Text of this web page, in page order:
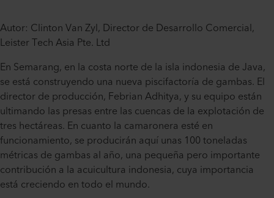
Autor: Clinton Van Zyl, Director de Desarrollo Comercial,
Leister Tech Asia Pte. Ltd
En Semarang, en la costa norte de la isla indonesia de Java,
se está construyendo una nueva piscifactoría de gambas. El
director de producción, Febrian Adhitya, y su equipo están
ultimando las presas entre las cuencas de la explotación de
tres hectáreas. En cuanto la camaronera esté en
funcionamiento, se producirán aquí unas 100 toneladas
métricas de gambas al año, una pequeña pero importante
contribución a la acuicultura indonesia, cuya importancia
está creciendo en todo el mundo.